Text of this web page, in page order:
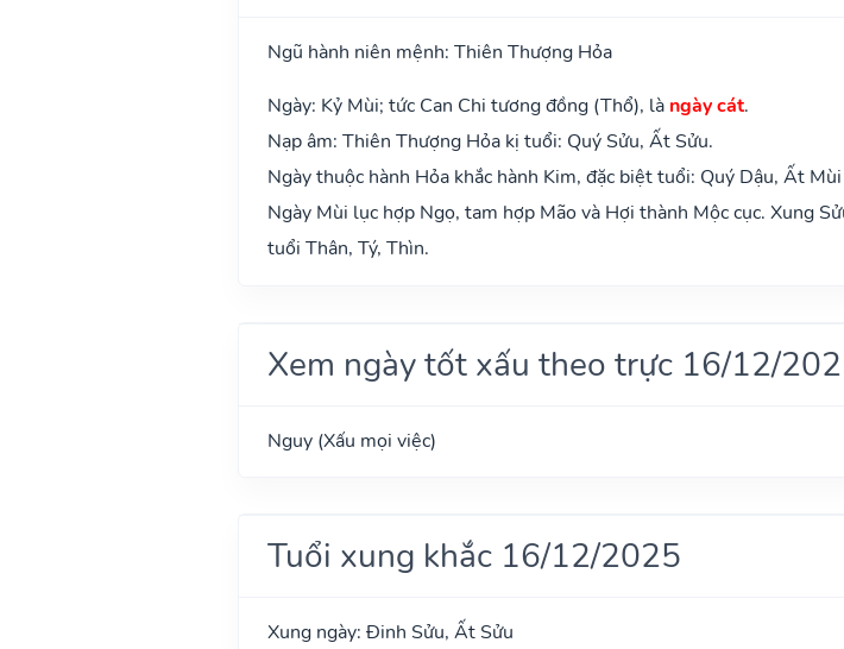
Ngũ hành niên mệnh: Thiên Thượng Hỏa
Ngày: Kỷ Mùi; tức Can Chi tương đồng (Thổ), là ngày cát.
Nạp âm: Thiên Thượng Hỏa kị tuổi: Quý Sửu, Ất Sửu.
Ngày thuộc hành Hỏa khắc hành Kim, đặc biệt tuổi: Quý Dậu, Ất
Ngày Mùi lục hợp Ngọ, tam hợp Mão và Hợi thành Mộc cục. Xung
tuổi Thân, Tý, Thìn.
Xem ngày tốt xấu theo trực 16/12/
Nguy (Xấu mọi việc)
Tuổi xung khắc 16/12/2025
Xung ngày: Đinh Sửu, Ất Sửu